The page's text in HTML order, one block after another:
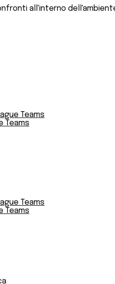
all'interno
Teams
Teams
Teams
Teams